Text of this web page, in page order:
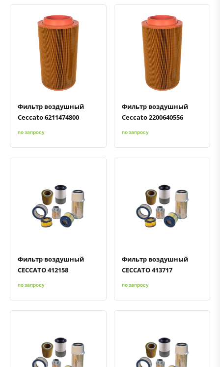
Быстрый просмотрДобавить к сравнению
Добавить в избранное
Фильтр воздушный
Ceccato 6211474800
по запросу
Быстрый просмотрДобавить к сравнению
Добавить в избранное
Фильтр воздушный
Ceccato 2200640556
по запросу
Быстрый просмотрДобавить к сравнению
Добавить в избранное
Фильтр воздушный
CECCATO 412158
по запросу
Быстрый просмотрДобавить к сравнению
Добавить в избранное
Фильтр воздушный
CECCATO 413717
по запросу